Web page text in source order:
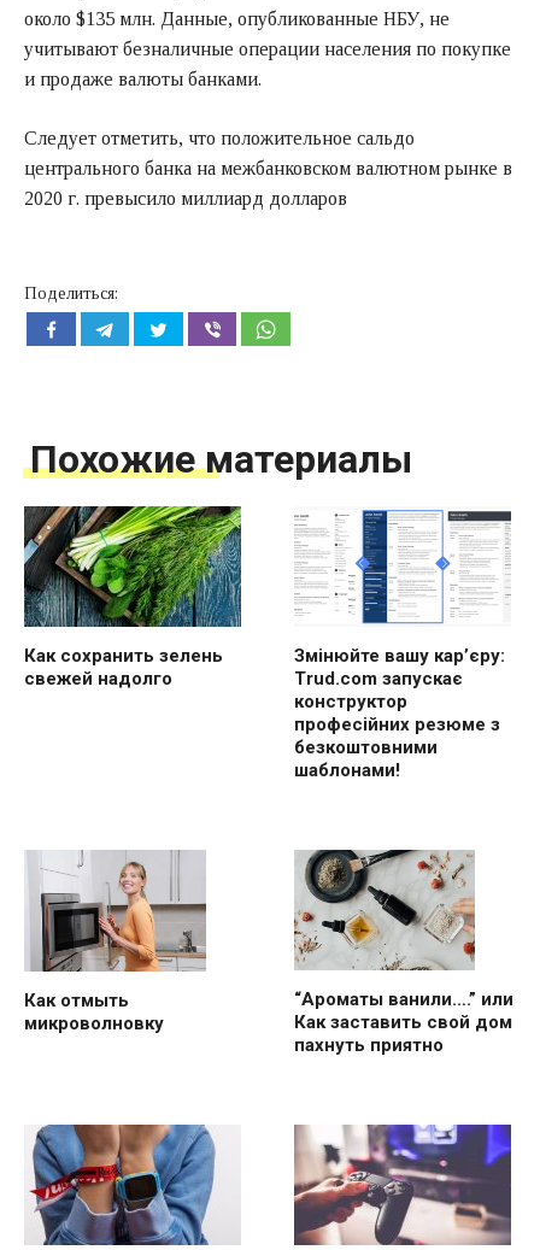
около $135 млн. Данные, опубликованные НБУ, не
учитывают безналичные операции населения по покупке
и продаже валюты банками.
Следует отметить, что положительное сальдо
центрального банка на межбанковском валютном рынке в
2020 г. превысило миллиард долларов
Поделиться:
Похожие материалы
Как сохранить зелень
свежей надолго
Змінюйте вашу кар’єру:
Trud.com запускає
конструктор
професійних резюме з
безкоштовними
шаблонами!
Как отмыть
микроволновку
“Ароматы ванили….” или
Как заставить свой дом
пахнуть приятно